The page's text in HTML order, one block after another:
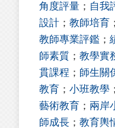
角度評量 ； 自我
設計 ； 教師培育 ；
教師專業評鑑 ；
師素質 ； 教學實
貫課程 ； 師生關
教育 ； 小班教學 ；
藝術教育 ； 兩岸
師成長 ； 教育輿